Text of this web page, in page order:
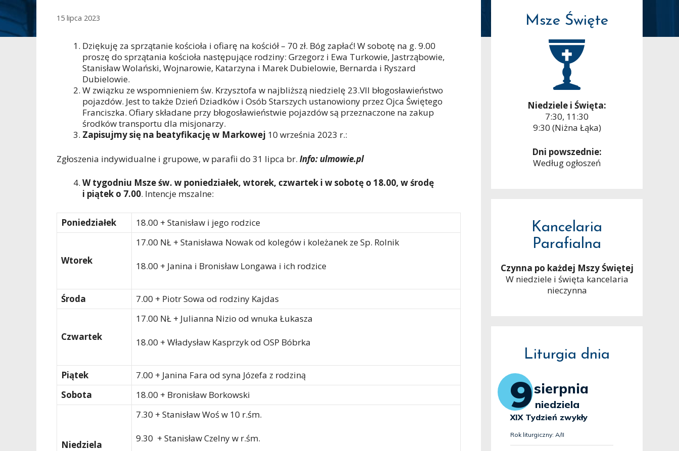
15 lipca 2023
Dziękuję za sprzątanie kościoła i ofiarę na kościół – 70 zł. Bóg zapłać! W sobotę na g. 9.00
proszę do sprzątania kościoła następujące rodziny: Grzegorz i Ewa Turkowie, Jastrząbowie,
Stanisław Wolański, Wojnarowie, Katarzyna i Marek Dubielowie, Bernarda i Ryszard
Dubielowie.
W związku ze wspomnieniem św. Krzysztofa w najbliższą niedzielę 23.VII błogosławieństwo
pojazdów. Jest to także Dzień Dziadków i Osób Starszych ustanowiony przez Ojca Świętego
Franciszka. Ofiary składane przy błogosławieństwie pojazdów są przeznaczone na zakup
środków transportu dla misjonarzy.
Zapisujmy się na beatyfikację w Markowej 10 września 2023 r.:
Zgłoszenia indywidualne i grupowe, w parafii do 31 lipca br. Info: ulmowie.pl
W tygodniu Msze św. w poniedziałek, wtorek, czwartek i w sobotę o 18.00, w środę
i piątek o 7.00. Intencje mszalne:
Poniedziałek 18.00 + Stanisław i jego rodzice
Wtorek
17.00 NŁ + Stanisława Nowak od kolegów i koleżanek ze Sp. Rolnik
18.00 + Janina i Bronisław Longawa i ich rodzice
Środa 7.00 + Piotr Sowa od rodziny Kajdas
Czwartek
17.00 NŁ + Julianna Nizio od wnuka Łukasza
18.00 + Władysław Kasprzyk od OSP Bóbrka
Piątek
7.00 + Janina Fara od syna Józefa z rodziną
Sobota
18.00 + Bronisław Borkowski
Niedziela
7.30 + Stanisław Woś w 10 r.śm.
9.30 + Stanisław Czelny w r.śm.
Msze Święte
Niedziele i Święta:
7:30, 11:30
9:30 (Niżna Łąka)
Dni powszednie:
Według ogłoszeń
Kancelaria
Parafialna
Czynna po każdej Mszy Świętej
W niedziele i święta kancelaria
nieczynna
Liturgia dnia